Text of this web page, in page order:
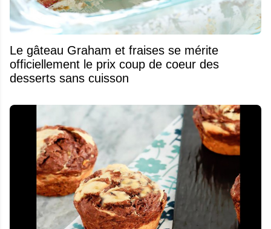
Le gâteau Graham et fraises se mérite
officiellement le prix coup de coeur des
desserts sans cuisson